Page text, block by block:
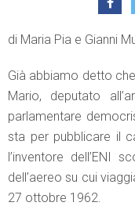
di Maria Pia e Gianni
Già abbiamo detto
Mario, deputato
parlamentare
sta per pubblicare il
l’inventore dell’ENI
dell’aereo su cui
27 ottobre 1962.